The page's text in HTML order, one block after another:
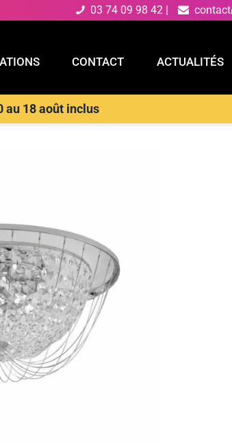
03 74 09 98 42 |
CONTACT ACTUALITÉS
au 18 août inclusCONTACT
lumières en métal chromé avec cristaux